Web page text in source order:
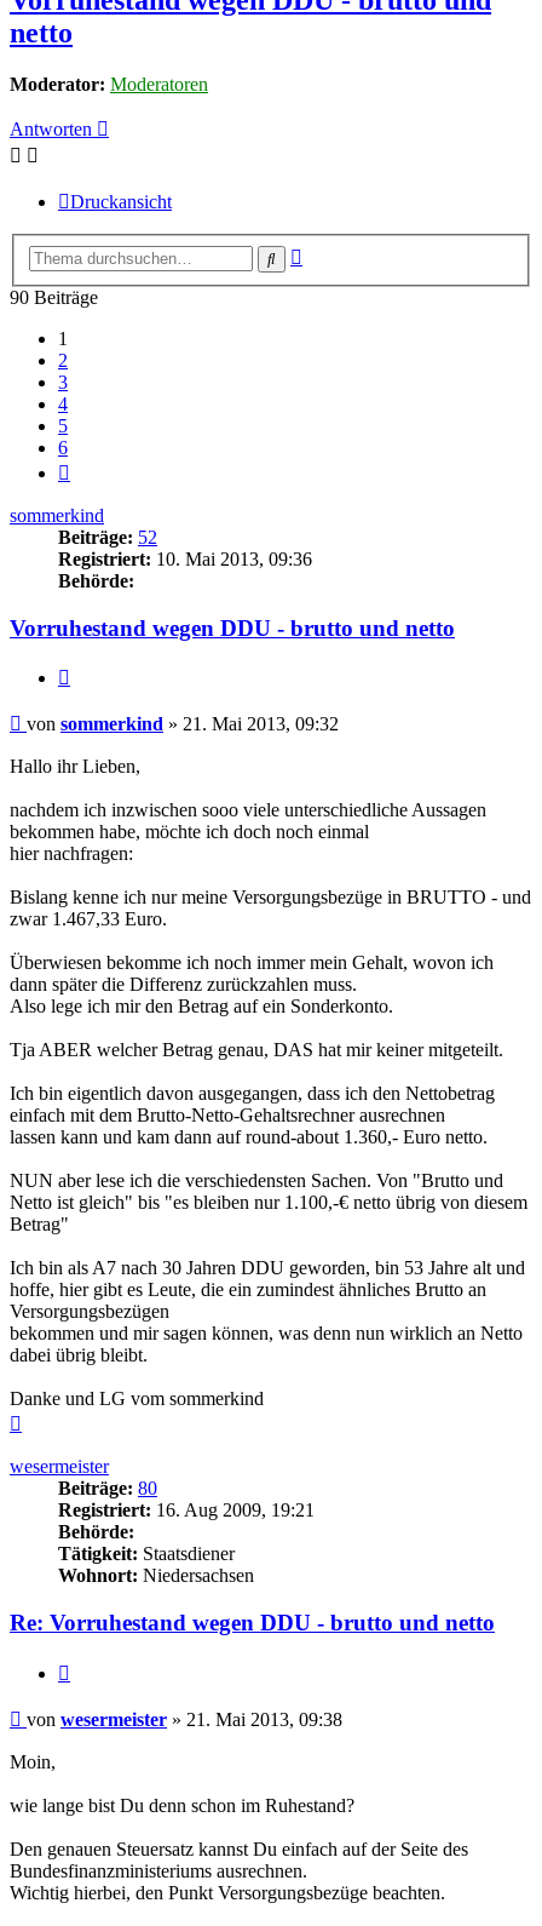
netto
Moderator: Moderatoren
Antworten
Druckansicht
Suche
90 Beiträge
1
2
3
4
5
6
sommerkind
Beiträge: 52
Registriert: 10. Mai 2013, 09:36
Behörde:
Vorruhestand wegen DDU - brutto und netto
Beitrag
von sommerkind » 21. Mai 2013, 09:32
Hallo ihr Lieben,
nachdem ich inzwischen sooo viele unterschiedliche Aussagen
bekommen habe, möchte ich doch noch einmal
hier nachfragen:
Bislang kenne ich nur meine Versorgungsbezüge in BRUTTO - und
zwar 1.467,33 Euro.
Überwiesen bekomme ich noch immer mein Gehalt, wovon ich
dann später die Differenz zurückzahlen muss.
Also lege ich mir den Betrag auf ein Sonderkonto.
Tja ABER welcher Betrag genau, DAS hat mir keiner mitgeteilt.
Ich bin eigentlich davon ausgegangen, dass ich den Nettobetrag
einfach mit dem Brutto-Netto-Gehaltsrechner ausrechnen
lassen kann und kam dann auf round-about 1.360,- Euro netto.
NUN aber lese ich die verschiedensten Sachen. Von "Brutto und
Netto ist gleich" bis "es bleiben nur 1.100,-€ netto übrig von diesem
Betrag"
Ich bin als A7 nach 30 Jahren DDU geworden, bin 53 Jahre alt und
hoffe, hier gibt es Leute, die ein zumindest ähnliches Brutto an
Versorgungsbezügen
bekommen und mir sagen können, was denn nun wirklich an Netto
dabei übrig bleibt.
Danke und LG vom sommerkind
wesermeister
Beiträge: 80
Registriert: 16. Aug 2009, 19:21
Behörde:
Tätigkeit: Staatsdiener
Wohnort: Niedersachsen
Re: Vorruhestand wegen DDU - brutto und netto
Beitrag
von wesermeister » 21. Mai 2013, 09:38
Moin,
wie lange bist Du denn schon im Ruhestand?
Den genauen Steuersatz kannst Du einfach auf der Seite des
Bundesfinanzministeriums ausrechnen.
Wichtig hierbei, den Punkt Versorgungsbezüge beachten.